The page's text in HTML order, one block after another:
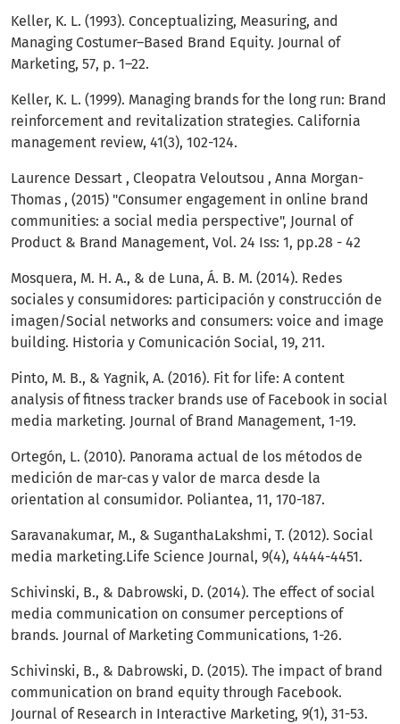
Keller, K. L. (1993). Conceptualizing, Measuring, and
Managing Costumer–Based Brand Equity. Journal of
Marketing, 57, p. 1–22.
Keller, K. L. (1999). Managing brands for the long run: Brand
reinforcement and revitalization strategies. California
management review, 41(3), 102-124.
Laurence Dessart , Cleopatra Veloutsou , Anna Morgan-
Thomas , (2015) "Consumer engagement in online brand
communities: a social media perspective", Journal of
Product & Brand Management, Vol. 24 Iss: 1, pp.28 - 42
Mosquera, M. H. A., & de Luna, Á. B. M. (2014). Redes
sociales y consumidores: participación y construcción de
imagen/Social networks and consumers: voice and image
building. Historia y Comunicación Social, 19, 211.
Pinto, M. B., & Yagnik, A. (2016). Fit for life: A content
analysis of fitness tracker brands use of Facebook in social
media marketing. Journal of Brand Management, 1-19.
Ortegón, L. (2010). Panorama actual de los métodos de
medición de mar-cas y valor de marca desde la
orientation al consumidor. Poliantea, 11, 170-187.
Saravanakumar, M., & SuganthaLakshmi, T. (2012). Social
media marketing.Life Science Journal, 9(4), 4444-4451.
Schivinski, B., & Dabrowski, D. (2014). The effect of social
media communication on consumer perceptions of
brands. Journal of Marketing Communications, 1-26.
Schivinski, B., & Dabrowski, D. (2015). The impact of brand
communication on brand equity through Facebook.
Journal of Research in Interactive Marketing, 9(1), 31-53.